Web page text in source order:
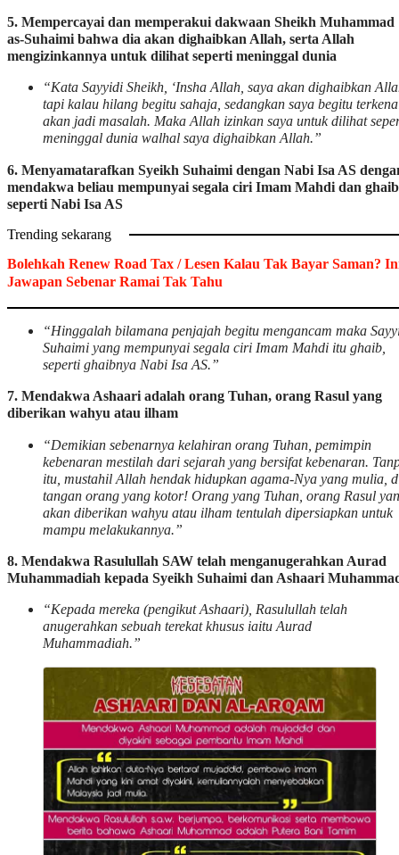
5. Mempercayai dan memperakui dakwaan Sheikh Muhammad
as-Suhaimi bahwa dia akan dighaibkan Allah, serta Allah
mengizinkannya untuk dilihat seperti meninggal dunia
“Kata Sayyidi Sheikh, ‘Insha Allah, saya akan dighaibkan
tapi kalau hilang begitu sahaja, sedangkan saya begitu
akan jadi masalah. Maka Allah izinkan saya untuk dilihat
meninggal dunia walhal saya dighaibkan Allah.”
6. Menyamatarafkan Syeikh Suhaimi dengan Nabi Isa AS
mendakwa beliau mempunyai segala ciri Imam Mahdi dan ghaib
seperti Nabi Isa AS
Trending sekarang
Bolehkah Renew Road Tax / Lesen Kalau Tak Bayar Saman?
Jawapan Sebenar Ramai Tak Tahu
“Hinggalah bilamana penjajah begitu mengancam maka
Suhaimi yang mempunyai segala ciri Imam Mahdi itu ghaib,
seperti ghaibnya Nabi Isa AS.”
7. Mendakwa Ashaari adalah orang Tuhan, orang Rasul yang
diberikan wahyu atau ilham
“Demikian sebenarnya kelahiran orang Tuhan, pemimpin
kebenaran mestilah dari sejarah yang bersifat kebenaran.
itu, mustahil Allah hendak hidupkan agama-Nya yang mulia,
tangan orang yang kotor! Orang yang Tuhan, orang Rasul
akan diberikan wahyu atau ilham tentulah dipersiapkan untuk
mampu melakukannya.”
8. Mendakwa Rasulullah SAW telah menganugerahkan Aurad
Muhammadiah kepada Syeikh Suhaimi dan Ashaari
“Kepada mereka (pengikut Ashaari), Rasulullah telah
anugerahkan sebuah terekat khusus iaitu Aurad
Muhammadiah.”